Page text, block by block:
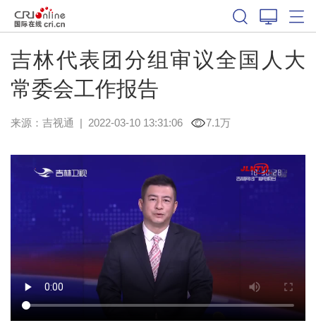
吉林代表团分组审议全国人大
常委会工作报告
来源： 吉视通 | 2022-03-10 13:31:06 7.1万